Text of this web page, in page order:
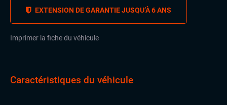
EXTENSION DE GARANTIE JUSQU’À 6 ANS
Imprimer la fiche du véhicule
Caractéristiques du véhicule